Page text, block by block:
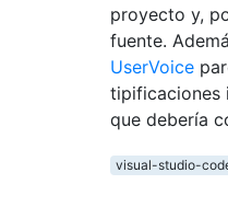
proyecto y,
fuente.
UserVoice
tipificaciones
que debería
visual-studio-